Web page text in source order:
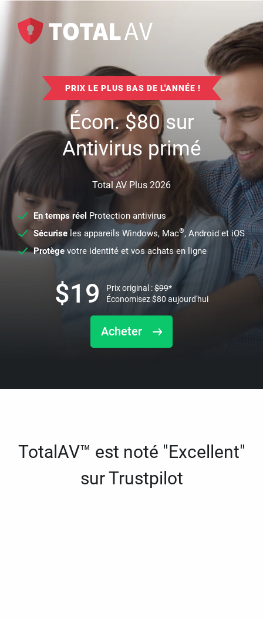
PRIX LE PLUS BAS DE L'ANNÉE !
Écon.$80sur
Antivirus primé
Total AV Plus 2026
En temps réel Protection antivirus
Sécuriseles appareils Windows, Mac®, Android et iOS
Protège votre identité et vos achats en ligne
Acheter
$19 Prix original :$99*
Économisez$80 aujourd'hui
TotalAV™ est noté "Excellent"
sur Trustpilot